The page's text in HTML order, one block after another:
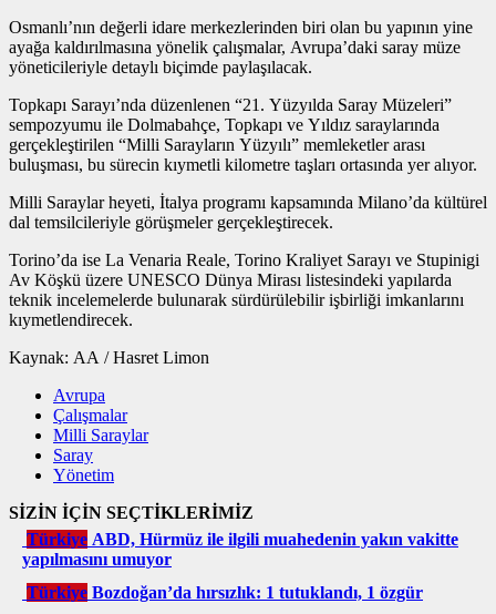
Osmanlı’nın değerli idare merkezlerinden biri olan bu yapının yine
ayağa kaldırılmasına yönelik çalışmalar, Avrupa’daki saray müze
yöneticileriyle detaylı biçimde paylaşılacak.
Topkapı Sarayı’nda düzenlenen “21. Yüzyılda Saray Müzeleri”
sempozyumu ile Dolmabahçe, Topkapı ve Yıldız saraylarında
gerçekleştirilen “Milli Sarayların Yüzyılı” memleketler arası
buluşması, bu sürecin kıymetli kilometre taşları ortasında yer alıyor.
Milli Saraylar heyeti, İtalya programı kapsamında Milano’da kültürel
dal temsilcileriyle görüşmeler gerçekleştirecek.
Torino’da ise La Venaria Reale, Torino Kraliyet Sarayı ve Stupinigi
Av Köşkü üzere UNESCO Dünya Mirası listesindeki yapılarda
teknik incelemelerde bulunarak sürdürülebilir işbirliği imkanlarını
kıymetlendirecek.
Kaynak: AA / Hasret Limon
Avrupa
Çalışmalar
Milli Saraylar
Saray
Yönetim
SİZİN İÇİN SEÇTİKLERİMİZ
Türkiye ABD, Hürmüz ile ilgili muahedenin yakın vakitte
yapılmasını umuyor
Türkiye Bozdoğan’da hırsızlık: 1 tutuklandı, 1 özgür